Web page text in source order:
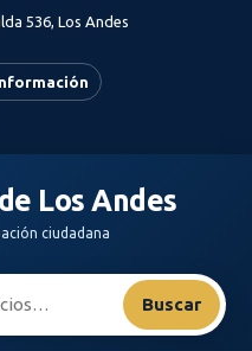
536, Los Andes
Los Andes
ciudadana
Buscar